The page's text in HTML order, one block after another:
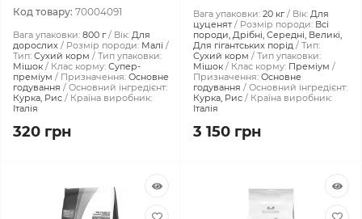
Код товару: 70004091
Вага упаковки: 800 г Вік: Для
дорослих
Розмір породи: Малі
Тип: Сухий корм
Тип упаковки:
Мішок
Клас корму: Супер-
преміум
Призначення: Основне
годування
Основний інгредієнт:
Курка, Рис
Країна виробник:
Італія
320 грн
Вага упаковки: 20 кг Вік: Для
цуценят
Розмір породи: Всі
породи, Дрібні, Середні, Великі,
Для гігантських порід
Тип:
Сухий корм
Тип упаковки:
Мішок
Клас корму: Преміум
Призначення: Основне
годування
Основний інгредієнт:
Курка, Рис
Країна виробник:
Італія
3 150 грн